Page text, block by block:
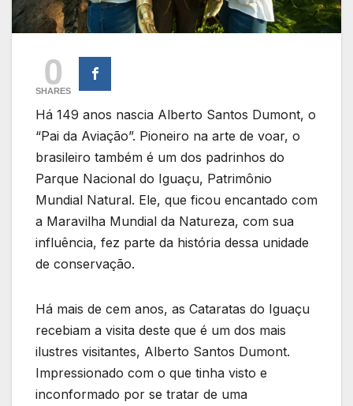
0
SHARES
Há 149 anos nascia Alberto Santos Dumont, o
“Pai da Aviação”. Pioneiro na arte de voar, o
brasileiro também é um dos padrinhos do
Parque Nacional do Iguaçu, Patrimônio
Mundial Natural. Ele, que ficou encantado com
a Maravilha Mundial da Natureza, com sua
influência, fez parte da história dessa unidade
de conservação.
Há mais de cem anos, as Cataratas do Iguaçu
recebiam a visita deste que é um dos mais
ilustres visitantes, Alberto Santos Dumont.
Impressionado com o que tinha visto e
inconformado por se tratar de uma